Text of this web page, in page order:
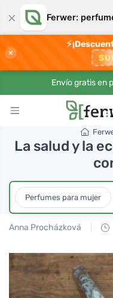
× Ferwer:
×
⚡
Envío gratis en
La salud y la
Perfumes para mujer
Anna Procházková